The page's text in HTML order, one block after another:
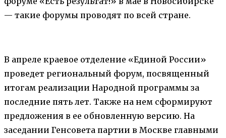
— такие форумы проводят по всей стране.
В апреле краевое отделение «Единой России»
проведет региональный форум, посвященный
итогам реализации Народной программы за
последние пять лет. Также на нем сформируют
предложения в ее обновленную версию. На
заседании Генсовета партии в Москве главными